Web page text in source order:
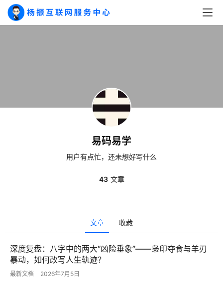
营
记
录
易码易学
用户有点忙，还未想好写什么
43 文章
文章 收藏
深度复盘：八字中的两大“凶险垂象”——枭印夺食与羊刃
暴动，如何改写人生轨迹？
最新文档 2026年7月5日